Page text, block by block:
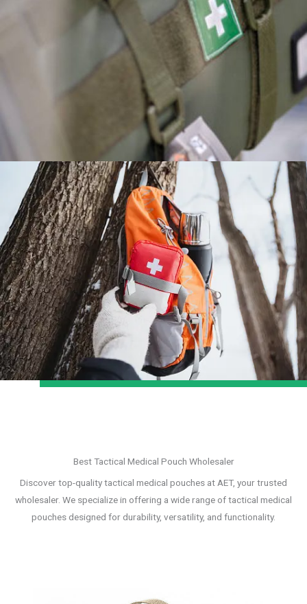
Best Tactical Medical Pouch Wholesaler
Discover top-quality tactical medical pouches at AET, your trusted
wholesaler. We specialize in offering a wide range of tactical medical
pouches designed for durability, versatility, and functionality.